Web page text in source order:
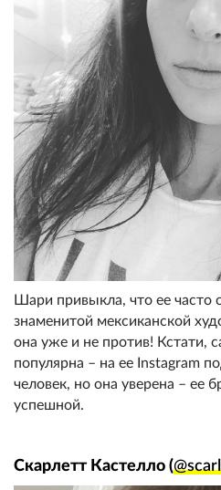
Шари привыкла, что ее часто
знаменитой мексиканской
она уже и не против! Кстати,
популярна – на ее Instagram
человек, но она уверена – ее
успешной.
Скарлетт Кастелло (